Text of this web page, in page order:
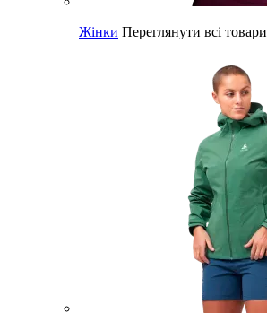
Жінки Переглянути всі товари